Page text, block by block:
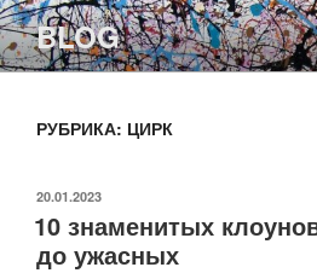
Перейти
к
содержимому
BLOG
РУБРИКА: ЦИРК
ОПУБЛИКОВАНО
20.01.2023
10 знаменитых
до ужасных